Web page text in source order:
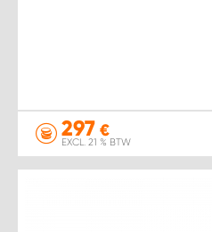
297 €
EXCL. 21 % BTW